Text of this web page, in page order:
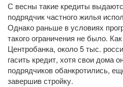
С весны такие кредиты
подрядчик частного жилья
Однако раньше в условиях
такого ограничения не было.
Центробанка, около 5 тыс.
гасить кредит, хотя свои дома
подрядчиков обанкротились,
завершив стройку.